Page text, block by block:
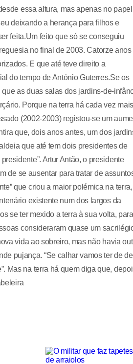
essa altura, mas apenas no
deixando a herança para filhos e
feita.Um feito que só se conseguiu
no final de 2003. Catorze anos
E que até teve direito a
do tempo de António Guterres.Se os
as duas salas dos jardins-de-
Porque na terra há cada vez mais
(2002-2003) registou-se um
que, dois anos antes, um dos
que até tem dois presidentes de
Artur Antão, o presidente
de se ausentar para tratar de
que criou a maior polémica na
existente num dos largos da
se ter mexido a terra à sua volta, para
consideraram quase um
vida ao sobreiro, mas não havia
pujança. “Se calhar vamos ter de
Mas na terra há quem diga que,